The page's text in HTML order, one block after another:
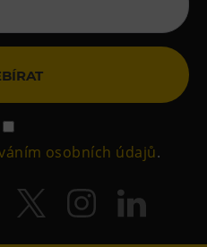
osobních údajů.